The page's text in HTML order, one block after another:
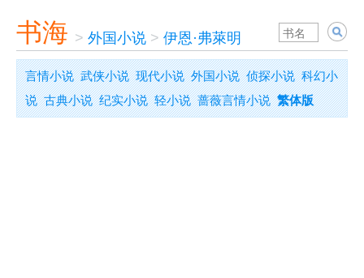
书海 > 外国小说 > 伊恩·弗萊明
言情小说 武侠小说 现代小说 外国小说 侦探小说 科幻小
说 古典小说 纪实小说 轻小说 蔷薇言情小说 繁体版